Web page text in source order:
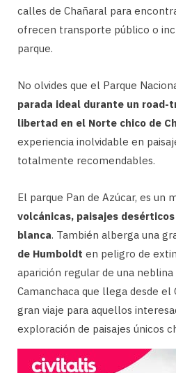
calles de Chañaral para
ofrecen transporte público o
parque.
No olvides que el Parque
parada ideal durante un road-
libertad en el Norte chico de
experiencia inolvidable en
totalmente recomendables.
El parque Pan de Azúcar, es un
volcánicas, paisajes
blanca. También alberga una
de Humboldt en peligro de
aparición regular de una
Camanchaca que llega desde el
gran viaje para aquellos
exploración de paisajes únicos